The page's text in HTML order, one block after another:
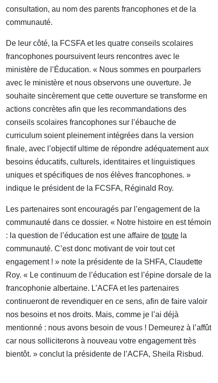
consultation, au nom des parents francophones et de la
communauté.
De leur côté, la FCSFA et les quatre conseils scolaires
francophones poursuivent leurs rencontres avec le
ministère de l’Éducation. « Nous sommes en pourparlers
avec le ministère et nous observons une ouverture. Je
souhaite sincèrement que cette ouverture se transforme en
actions concrètes afin que les recommandations des
conseils scolaires francophones sur l’ébauche de
curriculum soient pleinement intégrées dans la version
finale, avec l’objectif ultime de répondre adéquatement aux
besoins éducatifs, culturels, identitaires et linguistiques
uniques et spécifiques de nos élèves francophones. »
indique le président de la FCSFA, Réginald Roy.
Les partenaires sont encouragés par l’engagement de la
communauté dans ce dossier. « Notre histoire en est témoin
: la question de l’éducation est une affaire de toute la
communauté. C’est donc motivant de voir tout cet
engagement ! » note la présidente de la SHFA, Claudette
Roy. « Le continuum de l’éducation est l’épine dorsale de la
francophonie albertaine. L’ACFA et les partenaires
continueront de revendiquer en ce sens, afin de faire valoir
nos besoins et nos droits. Mais, comme je l’ai déjà
mentionné : nous avons besoin de vous ! Demeurez à l’affût
car nous solliciterons à nouveau votre engagement très
bientôt. » conclut la présidente de l’ACFA, Sheila Risbud.